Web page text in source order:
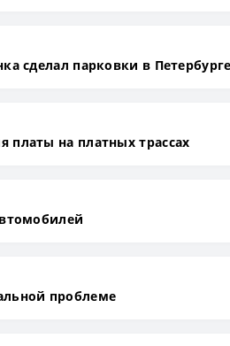
сделал парковки в
платы на платных трассах
проблеме